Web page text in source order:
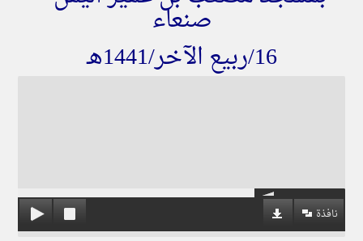
صنعاء
16/ربيع الآخر/1441هـ
نافذة